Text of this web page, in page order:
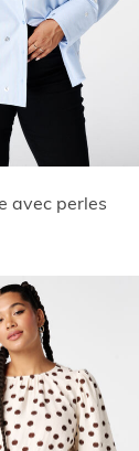
avec perles